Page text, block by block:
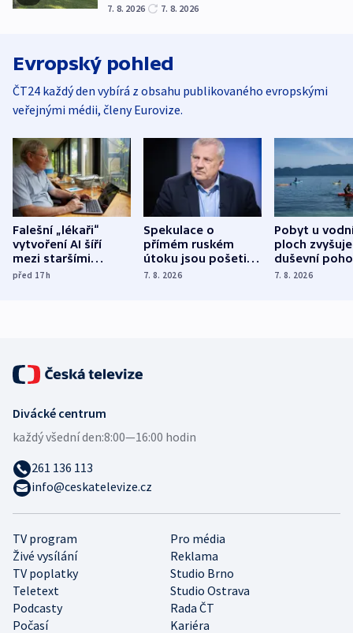
7. 8. 2026 7. 8. 2026
Evropský pohled
ČT24 každý den vybírá z obsahu publikovaného evropskými
veřejnými médii, členy Eurovize.
Falešní „lékaři“
vytvoření AI šíří
mezi staršími
Poláky nebezpečné
před 17h
Spekulace o
přímém ruském
útoku jsou pošetilé,
míní estonský
7. 8. 2026
Pobyt u
ploch zvyšuje
duševní
ukázala
7. 8. 2026
TV program
Pro média
Živé vysílání
Reklama
TV poplatky
Studio Brno
Teletext
Studio Ostrava
Podcasty
Rada ČT
Počasí
Kariéra
Divácké centrum
každý všední den:8:00—16:00 hodin
261 136 113
info@ceskatelevize.cz